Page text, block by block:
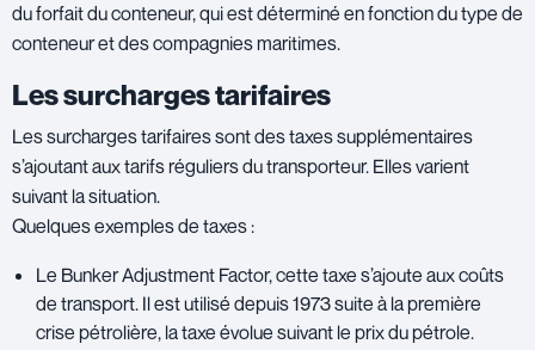
du forfait du conteneur, qui est déterminé en fonction du type de
conteneur et des compagnies maritimes.
Les surcharges tarifaires
Les surcharges tarifaires sont des taxes supplémentaires
s’ajoutant aux tarifs réguliers du transporteur. Elles varient
suivant la situation.
Quelques exemples de taxes :
Le Bunker Adjustment Factor, cette taxe s’ajoute aux coûts
de transport. Il est utilisé depuis 1973 suite à la première
crise pétrolière, la taxe évolue suivant le prix du pétrole.